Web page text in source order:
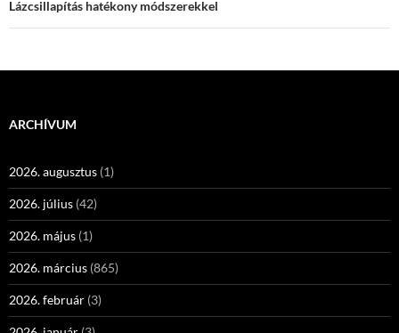
Lázcsillapítás hatékony módszerekkel
ARCHÍVUM
2026. augusztus (1)
2026. július (42)
2026. május (1)
2026. március (865)
2026. február (3)